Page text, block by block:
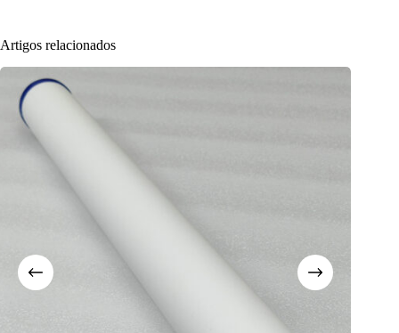
Artigos relacionados